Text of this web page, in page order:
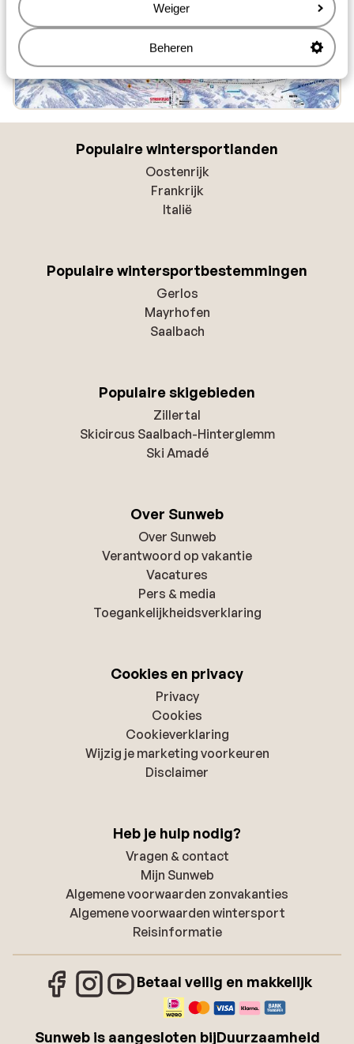
Weiger
Beheren
Populaire wintersportlanden
Oostenrijk
Frankrijk
Italië
Populaire wintersportbestemmingen
Gerlos
Mayrhofen
Saalbach
Populaire skigebieden
Zillertal
Skicircus Saalbach-Hinterglemm
Ski Amadé
Over Sunweb
Over Sunweb
Verantwoord op vakantie
Vacatures
Pers & media
Toegankelijkheidsverklaring
Cookies en privacy
Privacy
Cookies
Cookieverklaring
Wijzig je marketing voorkeuren
Disclaimer
Heb je hulp nodig?
Vragen & contact
Mijn Sunweb
Algemene voorwaarden zonvakanties
Algemene voorwaarden wintersport
Reisinformatie
Betaal veilig en makkelijk
Sunweb is aangesloten bijDuurzaamheid